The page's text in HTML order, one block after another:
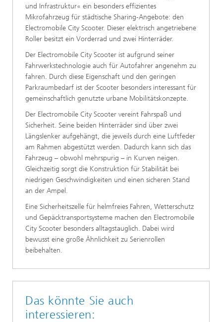
und Infrastruktur« ein besonders effizientes
Mikrofahrzeug für städtische Sharing-Angebote: den
Electromobile City Scooter. Dieser elektrisch angetriebene
Roller besitzt ein Vorderrad und zwei Hinterräder.
Der Electromobile City Scooter ist aufgrund seiner
Fahrwerkstechnologie auch für Autofahrer angenehm zu
fahren. Durch diese Eigenschaft und den geringen
Parkraumbedarf ist der Scooter besonders interessant für
gemeinschaftlich genutzte urbane Mobilitätskonzepte.
Der Electromobile City Scooter vereint Fahrspaß und
Sicherheit. Seine beiden Hinterräder sind über zwei
Längslenker aufgehängt, die jeweils durch eine Luftfeder
am Rahmen abgestützt werden. Dadurch kann sich das
Fahrzeug – obwohl mehrspurig – in Kurven neigen.
Gleichzeitig sorgt die Konstruktion für Stabilität bei
niedrigen Geschwindigkeiten und einen sicheren Stand
an der Ampel.
Eine Sicherheitszelle für helmfreies Fahren, Wetterschutz
und Gepäcktransportsysteme machen den Electromobile
City Scooter besonders alltagstauglich. Dabei wird
bewusst eine große Ähnlichkeit zu Serienrollen
beibehalten.
Das könnte Sie auch
interessieren: